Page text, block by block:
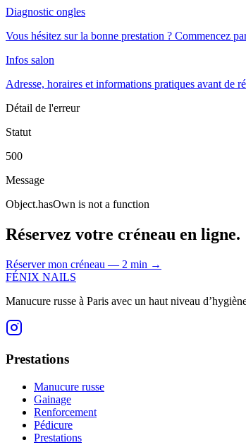
Diagnostic ongles
Vous hésitez sur la bonne prestation ? Commencez
Infos salon
Adresse, horaires et informations pratiques avant de
Détail de l'erreur
Statut
500
Message
Object.hasOwn is not a function
Réservez votre créneau en ligne.
Réserver mon créneau — 2 min →
FÉNIX NAILS
Manucure russe à Paris avec un haut niveau
Prestations
Manucure russe
Gainage
Renforcement
Pédicure
Prestations